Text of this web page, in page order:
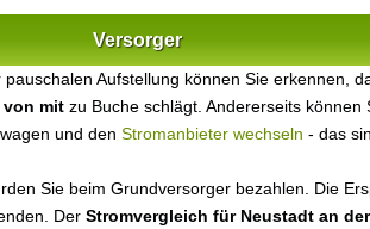
Versorger
Aufstellung können Sie erkennen,
von mit zu Buche schlägt. Andererseits können
und den Stromanbieter wechseln - das
Sie beim Grundversorger bezahlen. Die
Der Stromvergleich für Neustadt an